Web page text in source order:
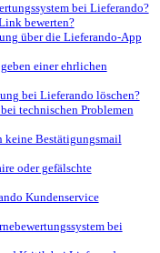
bei Lieferando?
bewerten?
über die Lieferando-App
einer ehrlichen
bei Lieferando löschen?
technischen Problemen
keine Bestätigungsmail
oder gefälschte
Kundenservice
bei